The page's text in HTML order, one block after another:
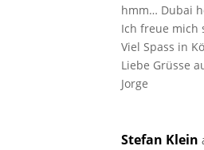
hmm… Dubai
Ich freue mich
Viel Spass in
Liebe Grüsse
Jorge
Stefan Klein